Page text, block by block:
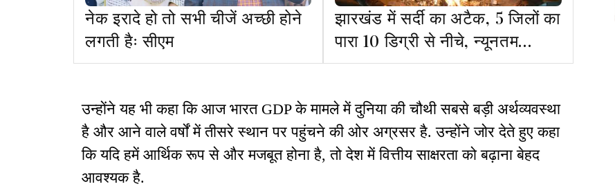
नेक इरादे हो तो सभी चीजें अच्छी होने
लगती हैः सीएम
झारखंड में सर्दी का अटैक, 5 जिलों का
पारा 10 डिग्री से नीचे, न्यूनतम
तापमान पहुंचा 5.9°C
उन्होंने यह भी कहा कि आज भारत GDP के मामले में दुनिया की चौथी सबसे बड़ी अर्थव्यवस्था
है और आने वाले वर्षों में तीसरे स्थान पर पहुंचने की ओर अग्रसर है. उन्होंने जोर देते हुए कहा
कि यदि हमें आर्थिक रूप से और मजबूत होना है, तो देश में वित्तीय साक्षरता को बढ़ाना बेहद
आवश्यक है.